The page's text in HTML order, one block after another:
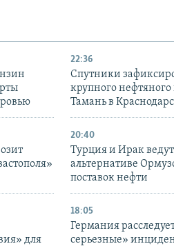
22:36
Спутники
крупного нефтяного
Тамань в
20:40
Турция и Ирак
альтернативе
поставок нефти
для
18:05
Германия
серьезные»